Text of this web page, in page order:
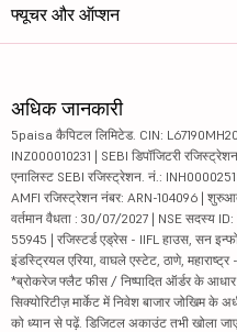
फ्यूचर और ऑप्शन
अधिक जानकारी
5paisa कैपिटल लिमिटेड. CIN:
INZ000010231 | SEBI डिपॉजिटरी
एनालिस्ट SEBI रजिस्ट्रेशन. नं.:
AMFI रजिस्ट्रेशन नंबर: ARN-104096 |
वर्तमान वैधता : 30/07/2027 | NSE सदस्य
55945 | रजिस्टर्ड एड्रेस - IIFL हाउस, सन
इंडस्ट्रियल एरिया, वाघले एस्टेट, ठाणे,
*ब्रोकरेज फ्लैट फीस / निष्पादित ऑर्डर के आधार
सिक्योरिटीज़ मार्केट में निवेश बाजार जोखिम
को ध्यान से पढ़ें. डिजिटल अकाउंट तभी खोला